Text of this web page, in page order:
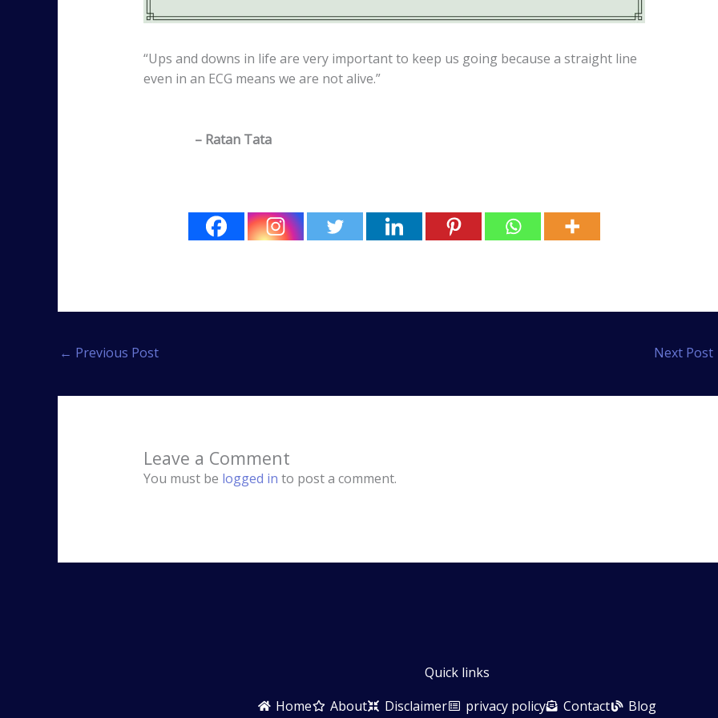
“Ups and downs in life are very important to keep us going because a straight line
even in an ECG means we are not alive.”
– Ratan Tata
← Previous Post Next Post
Leave a Comment
You must be logged in to post a comment.
Quick links
Home
About Disclaimer privacy policy Contact Blog